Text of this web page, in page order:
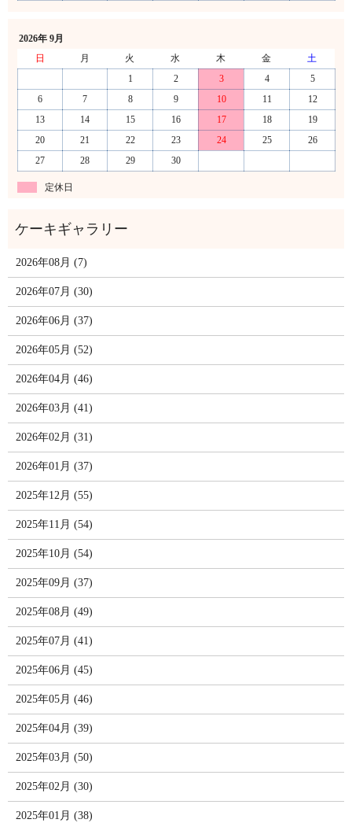
2026年 9月
日
月 火 水 木 金
土
1
2 3 4
5
6
7 8 9 10 11
12
13
14 15 16 17 18
19
20
21 22 23 24 25
26
27
28 29 30
定休日
2026年08月 (7)
2026年07月 (30)
2026年06月 (37)
2026年05月 (52)
2026年04月 (46)
2026年03月 (41)
2026年02月 (31)
2026年01月 (37)
2025年12月 (55)
2025年11月 (54)
2025年10月 (54)
2025年09月 (37)
2025年08月 (49)
2025年07月 (41)
2025年06月 (45)
2025年05月 (46)
2025年04月 (39)
2025年03月 (50)
2025年02月 (30)
2025年01月 (38)